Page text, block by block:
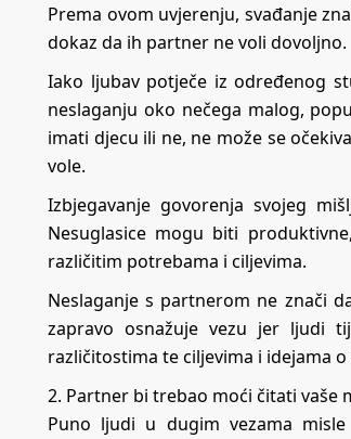
Prema ovom uvjerenju, svađanje
dokaz da ih partner ne voli dovoljno.
Iako ljubav potječe iz određenog
neslaganju oko nečega malog,
imati djecu ili ne, ne može se
vole.
Izbjegavanje govorenja svojeg
Nesuglasice mogu biti
različitim potrebama i ciljevima.
Neslaganje s partnerom ne znači
zapravo osnažuje vezu jer ljudi
različitostima te ciljevima i idejama o
2. Partner bi trebao moći čitati vaše
Puno ljudi u dugim vezama